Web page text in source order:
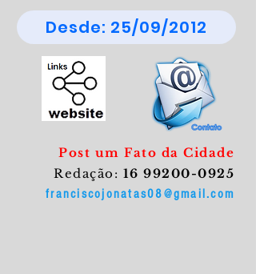
Desde: 25/09/2012
Post um Fato da Cidade
Redação: 16 99200-0925
franciscojonatas08@gmail.com